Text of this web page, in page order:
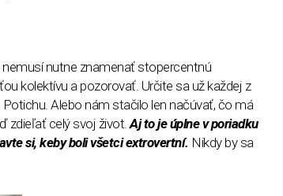
nutne znamenať stopercentnú
kolektívu a pozorovať. Určite sa už každej z
Alebo nám stačilo len načúvať, čo má
zdieľať celý svoj život.Aj to je úplne v poriadku
si, keby boli všetci extrovertní. Nikdy by sa